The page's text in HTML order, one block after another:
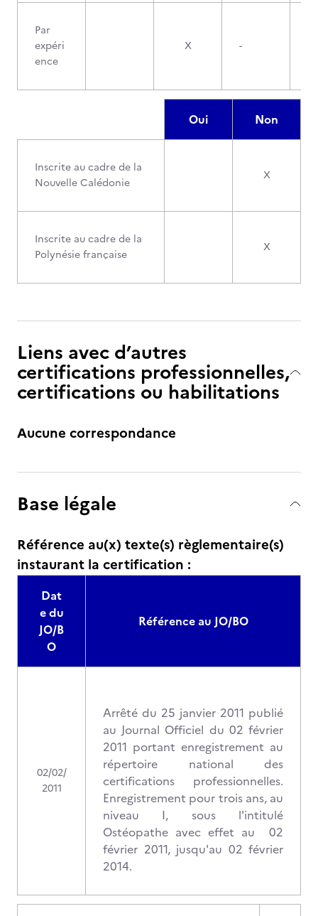
Par
expéri
ence
X -
Oui Non
Inscrite au cadre de la
Nouvelle Calédonie
X
Inscrite au cadre de la
Polynésie française
X
Liens avec d’autres
certifications professionnelles,
certifications ou habilitations
Aucune correspondance
Base légale
Référence au(x) texte(s) règlementaire(s)
instaurant la certification :
Dat
e du
JO/B
O
Référence au JO/BO
02/02/
2011
Arrêté du 25 janvier 2011 publié
au Journal Officiel du 02 février
2011 portant enregistrement au
répertoire national des
certifications professionnelles.
Enregistrement pour trois ans, au
niveau I, sous l'intitulé
Ostéopathe avec effet au 02
février 2011, jusqu'au 02 février
2014.